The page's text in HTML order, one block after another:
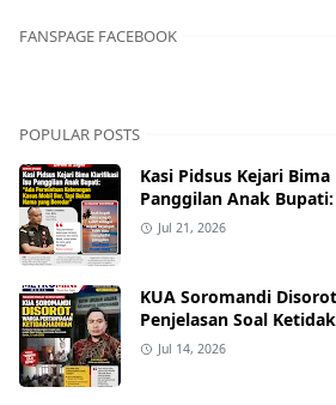
FANSPAGE FACEBOOK
POPULAR POSTS
Kasi Pidsus Kejari
Panggilan Anak
Keterangan Kasus
Jul 21, 2026
KUA Soromandi
Penjelasan Soal
pada Akad Nikah Mualaf
Jul 14, 2026